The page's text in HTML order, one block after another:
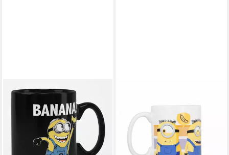
MINIONS
Becher BANANA! Mug
lieferbar - in 2-3 Werktagen bei dir
im Geschenkset – Fanartikel
für Kinder, Keramik
14,95 €
-33%